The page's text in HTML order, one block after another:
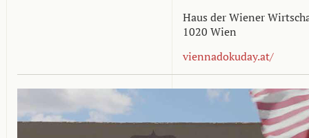
Haus der Wiener
1020 Wien
viennadokuday.at/